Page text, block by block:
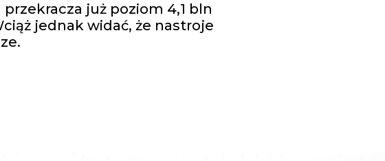
już poziom 4,1 bln
jednak widać, że nastroje